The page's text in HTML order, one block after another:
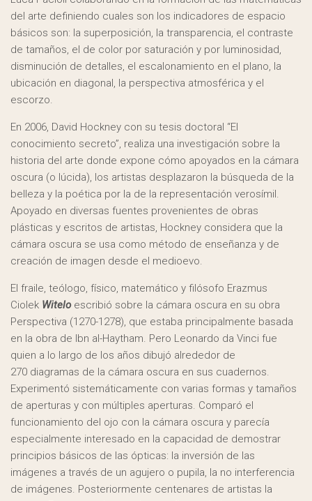
del arte definiendo cuales son los indicadores de espacio
básicos son: la superposición, la transparencia, el contraste
de tamaños, el de color por saturación y por luminosidad,
disminución de detalles, el escalonamiento en el plano, la
ubicación en diagonal, la perspectiva atmosférica y el
escorzo.
En 2006, David Hockney con su tesis doctoral “El
conocimiento secreto”, realiza una investigación sobre la
historia del arte donde expone cómo apoyados en la cámara
oscura (o lúcida), los artistas desplazaron la búsqueda de la
belleza y la poética por la de la representación verosímil.
Apoyado en diversas fuentes provenientes de obras
plásticas y escritos de artistas, Hockney considera que la
cámara oscura se usa como método de enseñanza y de
creación de imagen desde el medioevo.
El fraile, teólogo, físico, matemático y filósofo Erazmus
Ciolek Witelo escribió sobre la cámara oscura en su obra
Perspectiva (1270-1278), que estaba principalmente basada
en la obra de Ibn al-Haytham. Pero Leonardo da Vinci fue
quien a lo largo de los años dibujó alrededor de
270 diagramas de la cámara oscura en sus cuadernos.
Experimentó sistemáticamente con varias formas y tamaños
de aperturas y con múltiples aperturas. Comparó el
funcionamiento del ojo con la cámara oscura y parecía
especialmente interesado en la capacidad de demostrar
principios básicos de las ópticas: la inversión de las
imágenes a través de un agujero o pupila, la no interferencia
de imágenes. Posteriormente centenares de artistas la